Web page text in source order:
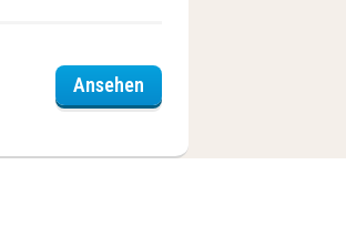
AnsehenHotel Jäger